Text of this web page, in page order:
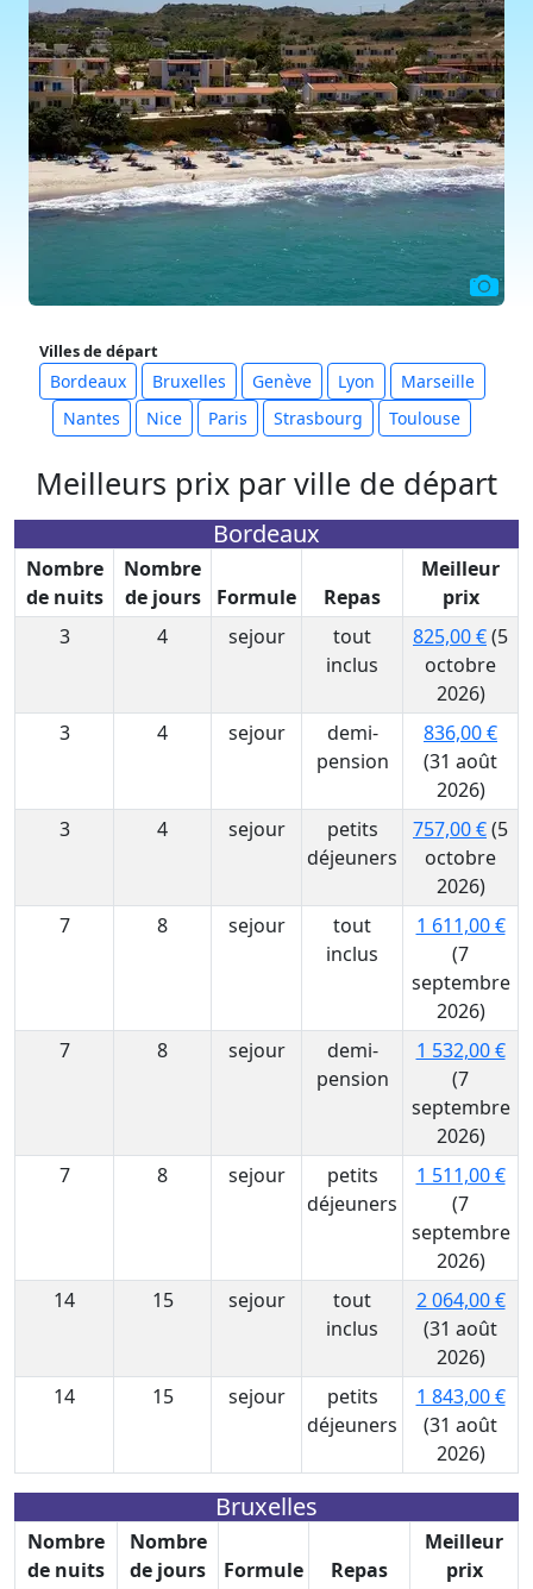
Villes de départ
Bordeaux Bruxelles Genève Lyon
Marseille
Nantes
Nice Paris Strasbourg Toulouse
Meilleurs prix par ville de départ
Bordeaux
Nombre
de nuits
Nombre
de jours
Formule Repas
Meilleur
prix
3
4 sejour
tout
inclus
825,00 €(5
octobre
2026)
3
4 sejour
demi-
pension
836,00 €
(31 août
2026)
3
4 sejour
petits
déjeuners
757,00 €(5
octobre
2026)
7
8 sejour
tout
inclus
1 611,00 €
(7
septembre
2026)
7
8 sejour
demi-
pension
1 532,00 €
(7
septembre
2026)
7
8 sejour
petits
déjeuners
1 511,00 €
(7
septembre
2026)
14
15 sejour
tout
inclus
2 064,00 €
(31 août
2026)
14
15 sejour
petits
déjeuners
1 843,00 €
(31 août
2026)
Bruxelles
Nombre
de nuits
Nombre
de jours
Formule Repas
Meilleur
prix